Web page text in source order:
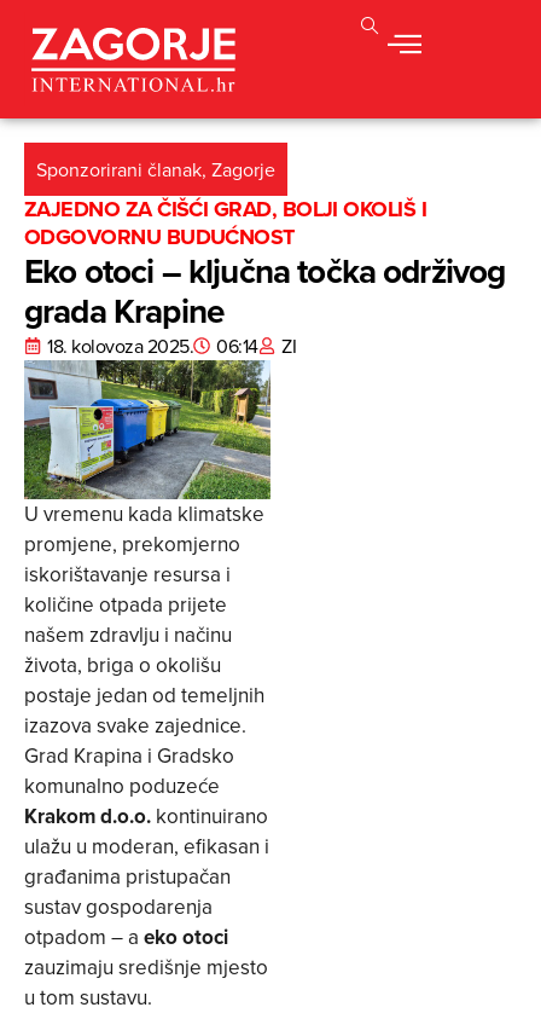
Sponzorirani članak, Zagorje
ZAJEDNO ZA ČIŠĆI GRAD, BOLJI OKOLIŠ I
ODGOVORNU BUDUĆNOST
Eko otoci – ključna točka održivog
grada Krapine
18. kolovoza 2025. 06:14 ZI
U vremenu kada klimatske
promjene, prekomjerno
iskorištavanje resursa i
količine otpada prijete
našem zdravlju i načinu
života, briga o okolišu
postaje jedan od temeljnih
izazova svake zajednice.
Grad Krapina i Gradsko
komunalno poduzeće
Krakom d.o.o. kontinuirano
ulažu u moderan, efikasan i
građanima pristupačan
sustav gospodarenja
otpadom – a eko otoci
zauzimaju središnje mjesto
u tom sustavu.